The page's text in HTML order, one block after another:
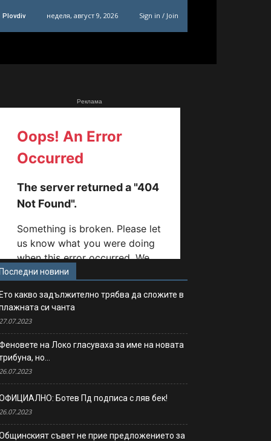
Plovdiv неделя, август 9, 2026 Sign in / Join
Реклама
Последни новини
Ето какво задължително трябва да сложите в
си чанта
на Локо гласуваха за име на новата
но…
Ботев Пд подписа с ляв бек!
съвет не прие предложението за